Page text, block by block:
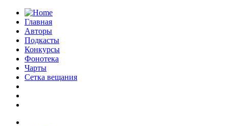
Главная
Авторы
Подкасты
Конкурсы
Фонотека
Чарты
Сетка вещания